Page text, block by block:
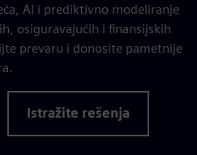
AI i prediktivno modeliranje
osiguravajućih i finansijskih
prevaru i donosite pametnije
Istražite rešenja